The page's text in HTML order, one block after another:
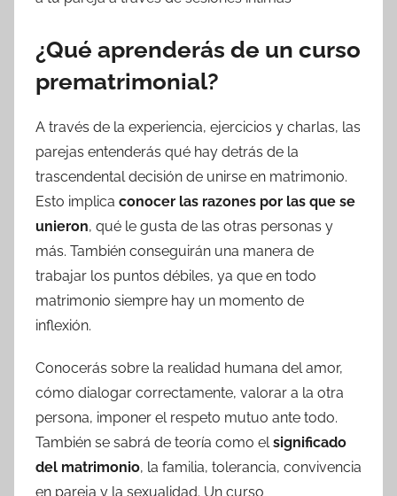
¿Qué aprenderás de un curso
prematrimonial?
A través de la experiencia, ejercicios y charlas, las
parejas entenderás qué hay detrás de la
trascendental decisión de unirse en matrimonio.
Esto implica conocer las razones por las que se
unieron, qué le gusta de las otras personas y
más. También conseguirán una manera de
trabajar los puntos débiles, ya que en todo
matrimonio siempre hay un momento de
inflexión.
Conocerás sobre la realidad humana del amor,
cómo dialogar correctamente, valorar a la otra
persona, imponer el respeto mutuo ante todo.
También se sabrá de teoría como el significado
del matrimonio, la familia, tolerancia, convivencia
en pareja y la sexualidad. Un curso